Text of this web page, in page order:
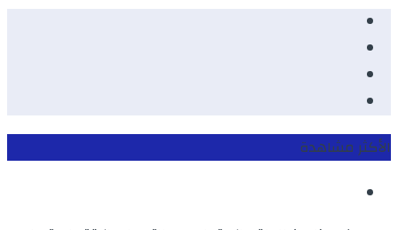
الأكثر مشاهدة